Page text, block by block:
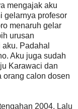
mengajak aku
gelarnya profesor
menaruh gelar
urusan
Padahal
Aku juga sudah
Karawaci dan
orang calon dosen
2004. Lalu